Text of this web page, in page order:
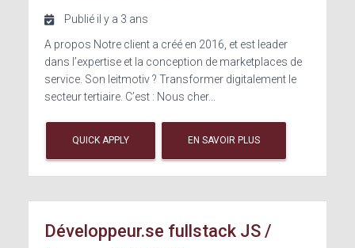
Publié il y a 3 ans
A propos Notre client a créé en 2016, et est leader
dans l’expertise et la conception de marketplaces de
service. Son leitmotiv ? Transformer digitalement le
secteur tertiaire. C’est : Nous cher...
QUICK APPLY EN SAVOIR PLUS
Développeur.se fullstack JS /